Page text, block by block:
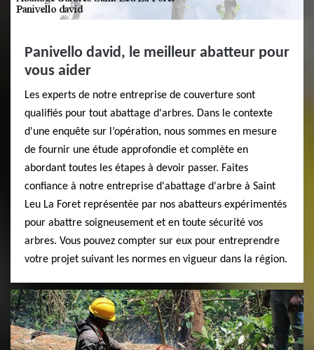
Panivello david, le meilleur abatteur pour
vous aider
Les experts de notre entreprise de couverture sont
qualifiés pour tout abattage d'arbres. Dans le contexte
d'une enquête sur l’opération, nous sommes en mesure
de fournir une étude approfondie et complète en
abordant toutes les étapes à devoir passer. Faites
confiance à notre entreprise d'abattage d'arbre à Saint
Leu La Foret représentée par nos abatteurs expérimentés
pour abattre soigneusement et en toute sécurité vos
arbres. Vous pouvez compter sur eux pour entreprendre
votre projet suivant les normes en vigueur dans la région.